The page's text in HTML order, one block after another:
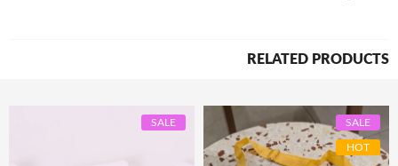
RELATED PRODUCTS
SALE SALE
HOT